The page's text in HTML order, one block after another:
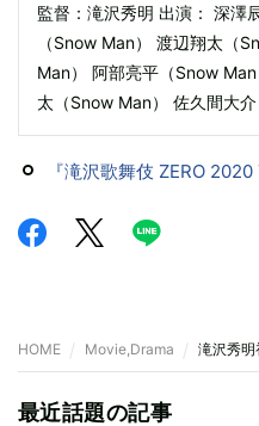
監督：滝沢秀明 出演： 深澤
（Snow Man） 渡辺翔太（
Man） 阿部亮平（Snow
太（Snow Man） 佐久間大
『滝沢歌舞伎 ZERO
HOME Movie,Drama 滝沢秀
最近話題の記事